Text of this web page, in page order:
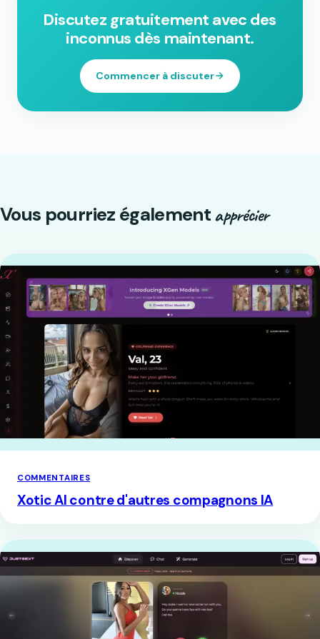
Discutez gratuitement avec des
inconnus dès maintenant.
Commencer à discuter
Vous pourriez égalementapprécier
COMMENTAIRES
Xotic AI contre d'autres compagnons IA